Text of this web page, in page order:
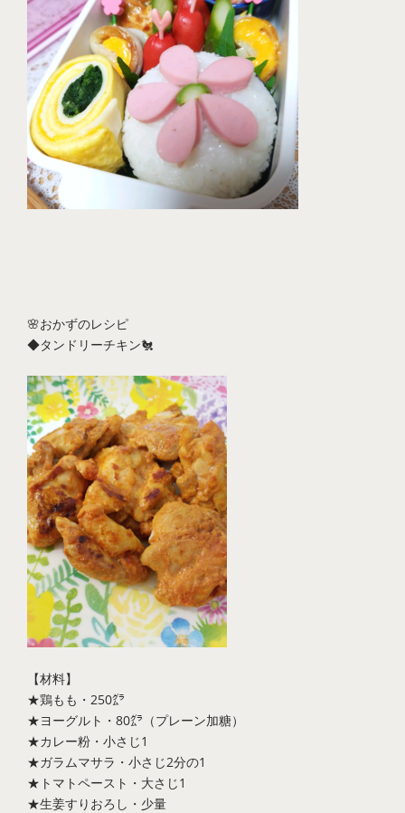
🌸おかずのレシピ
◆タンドリーチキン🐔
【材料】
★鶏もも・250㌘
★ヨーグルト・80㌘（プレーン加糖）
★カレー粉・小さじ1
★ガラムマサラ・小さじ2分の1
★トマトペースト・大さじ1
★生姜すりおろし・少量